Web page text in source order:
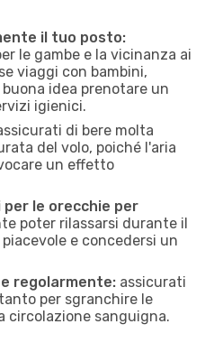
il tuo posto:
le gambe e la vicinanza ai
viaggi con bambini,
idea prenotare un
igienici.
di bere molta
del volo, poiché l'aria
un effetto
le orecchie per
poter rilassarsi durante il
e concedersi un
regolarmente: assicurati
per sgranchire le
circolazione sanguigna.